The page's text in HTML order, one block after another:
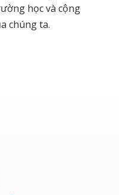
học và cộng
chúng ta.